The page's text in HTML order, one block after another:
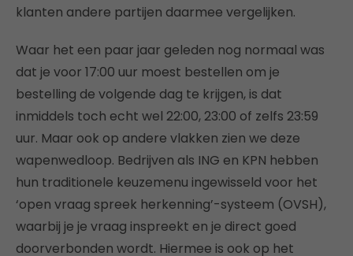
klanten andere partijen daarmee vergelijken.
Waar het een paar jaar geleden nog normaal was
dat je voor 17:00 uur moest bestellen om je
bestelling de volgende dag te krijgen, is dat
inmiddels toch echt wel 22:00, 23:00 of zelfs 23:59
uur. Maar ook op andere vlakken zien we deze
wapenwedloop. Bedrijven als ING en KPN hebben
hun traditionele keuzemenu ingewisseld voor het
‘open vraag spreek herkenning’-systeem (OVSH),
waarbij je je vraag inspreekt en je direct goed
doorverbonden wordt. Hiermee is ook op het